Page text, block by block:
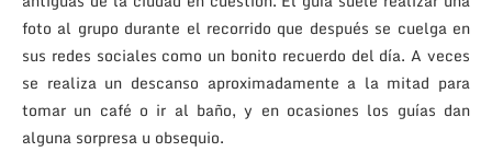
foto al grupo durante el recorrido que después se cuelga en
sus redes sociales como un bonito recuerdo del día. A veces
se realiza un descanso aproximadamente a la mitad para
tomar un café o ir al baño, y en ocasiones los guías dan
alguna sorpresa u obsequio.